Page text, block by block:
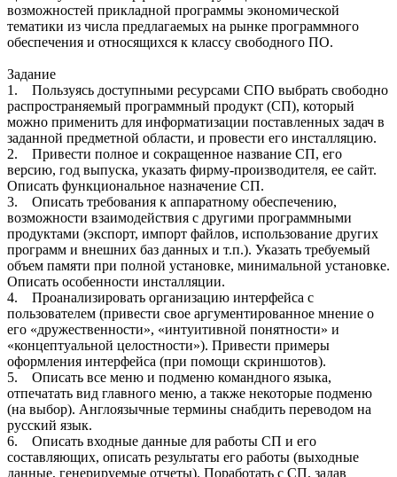
возможностей прикладной программы экономической
тематики из числа предлагаемых на рынке программного
обеспечения и относящихся к классу свободного ПО.
Задание
1. Пользуясь доступными ресурсами СПО выбрать свободно
распространяемый программный продукт (СП), который
можно применить для информатизации поставленных задач в
заданной предметной области, и провести его инсталляцию.
2. Привести полное и сокращенное название СП, его
версию, год выпуска, указать фирму-производителя, ее сайт.
Описать функциональное назначение СП.
3. Описать требования к аппаратному обеспечению,
возможности взаимодействия с другими программными
продуктами (экспорт, импорт файлов, использование других
программ и внешних баз данных и т.п.). Указать требуемый
объем памяти при полной установке, минимальной установке.
Описать особенности инсталляции.
4. Проанализировать организацию интерфейса с
пользователем (привести свое аргументированное мнение о
его «дружественности», «интуитивной понятности» и
«концептуальной целостности»). Привести примеры
оформления интерфейса (при помощи скриншотов).
5. Описать все меню и подменю командного языка,
отпечатать вид главного меню, а также некоторые подменю
(на выбор). Англоязычные термины снабдить переводом на
русский язык.
6. Описать входные данные для работы СП и его
составляющих, описать результаты его работы (выходные
данные, генерируемые отчеты). Поработать с СП, задав